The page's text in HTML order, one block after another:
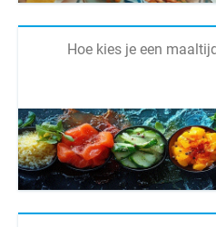
Hoe kies je een